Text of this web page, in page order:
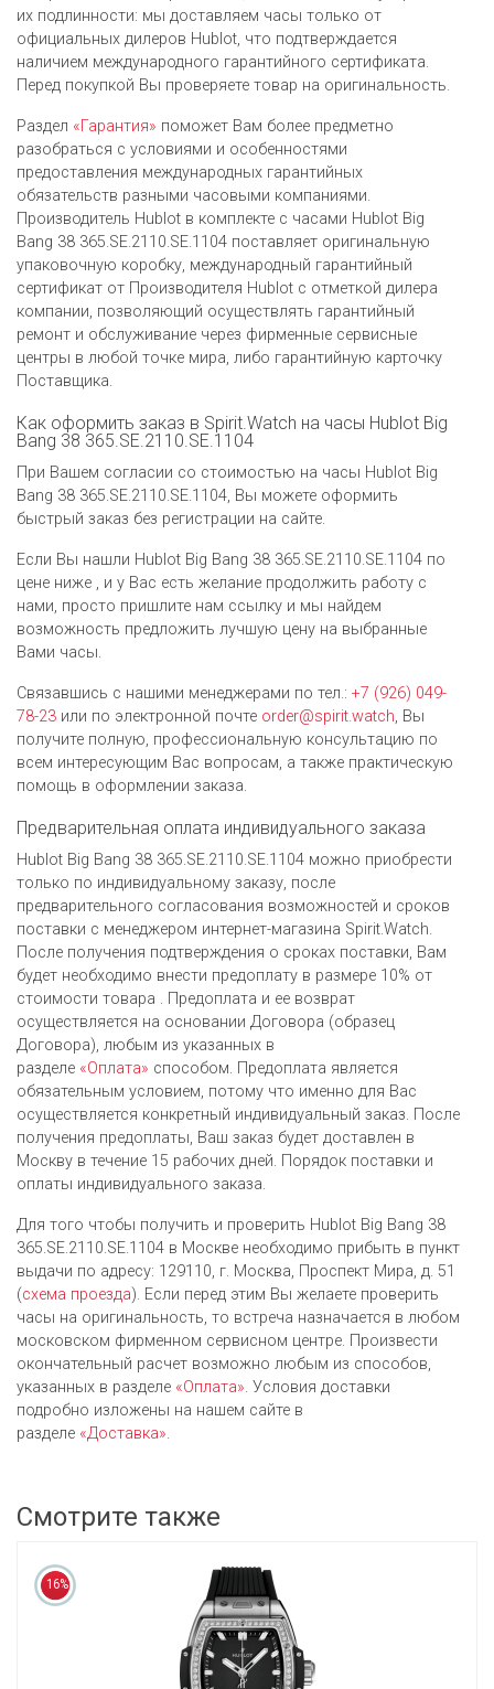
их подлинности: мы доставляем часы только от
официальных дилеров Hublot, что подтверждается
наличием международного гарантийного сертификата.
Перед покупкой Вы проверяете товар на оригинальность.
Раздел «Гарантия» поможет Вам более предметно
разобраться с условиями и особенностями
предоставления международных гарантийных
обязательств разными часовыми компаниями.
Производитель Hublot в комплекте с часами Hublot Big
Bang 38 365.SE.2110.SE.1104 поставляет оригинальную
упаковочную коробку, международный гарантийный
сертификат от Производителя Hublot c отметкой дилера
компании, позволяющий осуществлять гарантийный
ремонт и обслуживание через фирменные сервисные
центры в любой точке мира, либо гарантийную карточку
Поставщика.
Как оформить заказ в Spirit.Watch на часы Hublot Big
Bang 38 365.SE.2110.SE.1104
При Вашем согласии со стоимостью на часы Hublot Big
Bang 38 365.SE.2110.SE.1104, Вы можете оформить
быстрый заказ без регистрации на сайте.
Если Вы нашли Hublot Big Bang 38 365.SE.2110.SE.1104 по
цене ниже , и у Вас есть желание продолжить работу с
нами, просто пришлите нам ссылку и мы найдем
возможность предложить лучшую цену на выбранные
Вами часы.
Связавшись с нашими менеджерами по тел.: +7 (926) 049-
78-23 или по электронной почте order@spirit.watch, Вы
получите полную, профессиональную консультацию по
всем интересующим Вас вопросам, а также практическую
помощь в оформлении заказа.
Предварительная оплата индивидуального заказа
Hublot Big Bang 38 365.SE.2110.SE.1104 можно приобрести
только по индивидуальному заказу, после
предварительного согласования возможностей и сроков
поставки с менеджером интернет-магазина Spirit.Watch.
После получения подтверждения о сроках поставки, Вам
будет необходимо внести предоплату в размере 10% от
стоимости товара . Предоплата и ее возврат
осуществляется на основании Договора (образец
Договора), любым из указанных в
разделе «Оплата» способом. Предоплата является
обязательным условием, потому что именно для Вас
осуществляется конкретный индивидуальный заказ. После
получения предоплаты, Ваш заказ будет доставлен в
Москву в течение 15 рабочих дней. Порядок поставки и
оплаты индивидуального заказа.
Для того чтобы получить и проверить Hublot Big Bang 38
365.SE.2110.SE.1104 в Москве необходимо прибыть в пункт
выдачи по адресу: 129110, г. Москва, Проспект Мира, д. 51
(схема проезда). Если перед этим Вы желаете проверить
часы на оригинальность, то встреча назначается в любом
московском фирменном сервисном центре. Произвести
окончательный расчет возможно любым из cпособов,
указанных в разделе «Оплата». Условия доставки
подробно изложены на нашем сайте в
разделе «Доставка».
Смотрите также
16%